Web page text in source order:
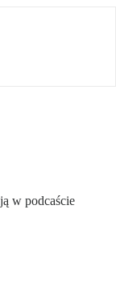
w podcaście